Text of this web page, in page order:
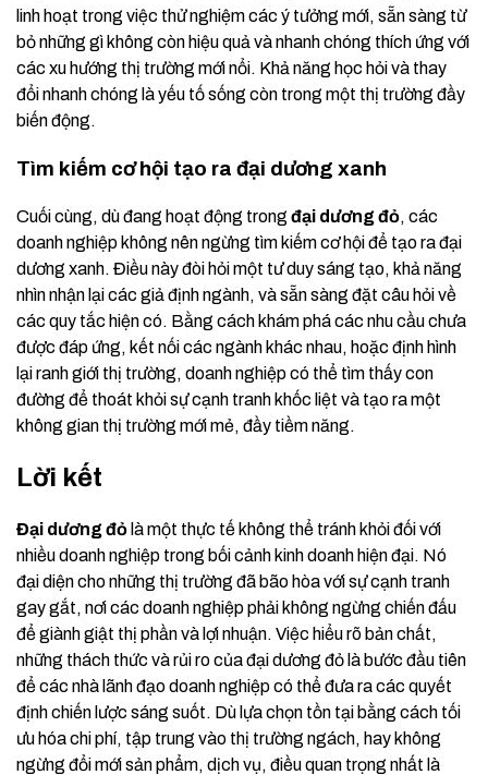
linh hoạt trong việc thử nghiệm các ý tưởng mới, sẵn sàng từ
bỏ những gì không còn hiệu quả và nhanh chóng thích ứng với
các xu hướng thị trường mới nổi. Khả năng học hỏi và thay
đổi nhanh chóng là yếu tố sống còn trong một thị trường đầy
biến động.
Tìm kiếm cơ hội tạo ra đại dương xanh
Cuối cùng, dù đang hoạt động trong đại dương đỏ, các
doanh nghiệp không nên ngừng tìm kiếm cơ hội để tạo ra đại
dương xanh. Điều này đòi hỏi một tư duy sáng tạo, khả năng
nhìn nhận lại các giả định ngành, và sẵn sàng đặt câu hỏi về
các quy tắc hiện có. Bằng cách khám phá các nhu cầu chưa
được đáp ứng, kết nối các ngành khác nhau, hoặc định hình
lại ranh giới thị trường, doanh nghiệp có thể tìm thấy con
đường để thoát khỏi sự cạnh tranh khốc liệt và tạo ra một
không gian thị trường mới mẻ, đầy tiềm năng.
Lời kết
Đại dương đỏ là một thực tế không thể tránh khỏi đối với
nhiều doanh nghiệp trong bối cảnh kinh doanh hiện đại. Nó
đại diện cho những thị trường đã bão hòa với sự cạnh tranh
gay gắt, nơi các doanh nghiệp phải không ngừng chiến đấu
để giành giật thị phần và lợi nhuận. Việc hiểu rõ bản chất,
những thách thức và rủi ro của đại dương đỏ là bước đầu tiên
để các nhà lãnh đạo doanh nghiệp có thể đưa ra các quyết
định chiến lược sáng suốt. Dù lựa chọn tồn tại bằng cách tối
ưu hóa chi phí, tập trung vào thị trường ngách, hay không
ngừng đổi mới sản phẩm, dịch vụ, điều quan trọng nhất là